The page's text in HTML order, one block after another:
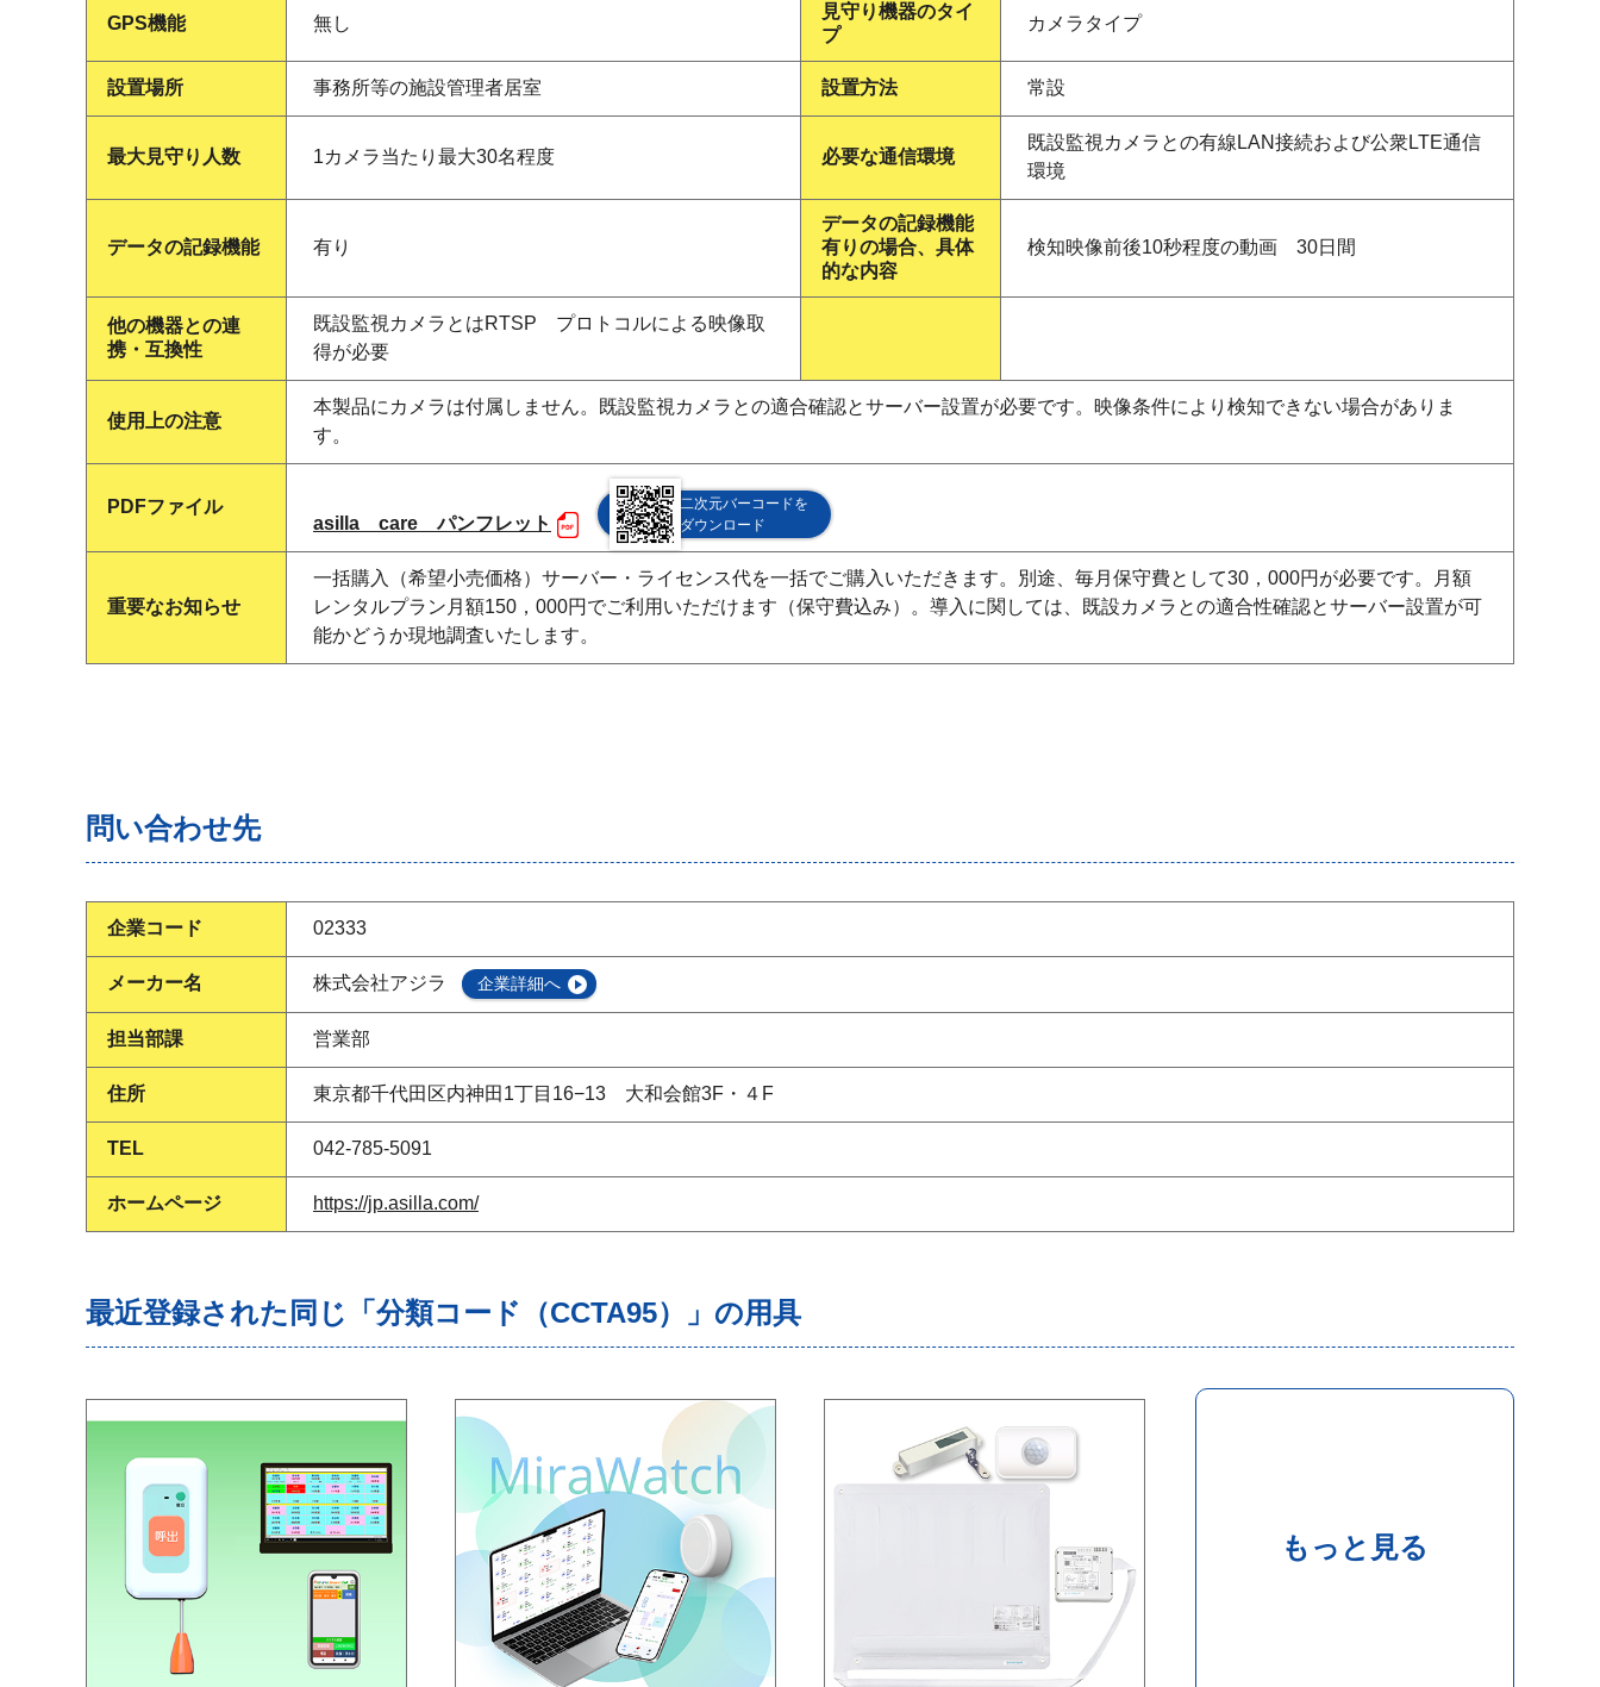
GPS機能 無し
見守り機器のタイ
プ
カメラタイプ
設置場所 事務所等の施設管理者居室 設置方法 常設
最大見守り人数 1カメラ当たり最大30名程度 必要な通信環境
既設監視カメラとの有線LAN接続および公衆LTE通信
環境
データの記録機能 有り
データの記録機能
有りの場合、具体
的な内容
検知映像前後10秒程度の動画 30日間
他の機器との連
携・互換性
既設監視カメラとはRTSP プロトコルによる映像取
得が必要
使用上の注意
本製品にカメラは付属しません。既設監視カメラとの適合確認とサーバー設置が必要です。映像条件により検知できない場合がありま
す。
PDFファイル
asilla care パンフレット
二次元バーコードを
ダウンロード
重要なお知らせ
一括購入（希望小売価格）サーバー・ライセンス代を一括でご購入いただきます。別途、毎月保守費として30，000円が必要です。月額
レンタルプラン月額150，000円でご利用いただけます（保守費込み）。導入に関しては、既設カメラとの適合性確認とサーバー設置が可
能かどうか現地調査いたします。
問い合わせ先
企業コード 02333
メーカー名 株式会社アジラ 企業詳細へ
担当部課 営業部
住所 東京都千代田区内神田1丁目16−13 大和会館3F・４F
TEL 042-785-5091
ホームページ https://jp.asilla.com/
最近登録された同じ「分類コード（CCTA95）」の用具
もっと見る